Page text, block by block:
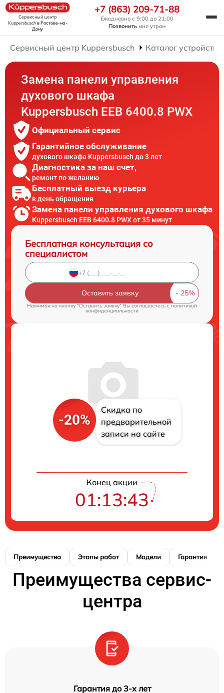
Сервисный центр
Kuppersbuschв Ростове-на-
Дону
+7 (863) 209-71-88
Ежедневно с 9:00 до 21:00
Позвонить мне утром
Сервисный центр Kuppersbusch Каталог устройств
Замена панели управления
духового шкафа
Kuppersbusch EEB 6400.8 PWX
Официальный сервис
Гарантийное обслуживание
духового шкафа Kuppersbusch до 3 лет
Диагностика за наш счет,
ремонт по желанию
Бесплатный выезд курьера
в день обращения
Замена панели управления духового шкафа
Kuppersbusch EEB 6400.8 PWX от 35 минут
Бесплатная консультация со
специалистом
Оставить заявку
Нажимая на кнопку "Оставить заявку" Вы соглашаетесь c политикой
конфиденциальности
-20%
Скидка по
предварительной
записи на сайте
Конец акции
01:13:42
Преимущества Этапы работ Модели Гарантия
Преимущества сервис-
центра
Гарантия до 3-х лет